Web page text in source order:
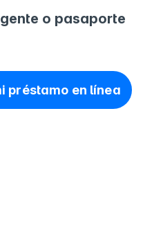
o pasaporte
préstamo en línea